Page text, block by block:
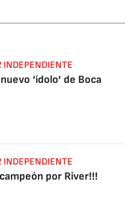
INDEPENDIENTE
‘ídolo’ de Boca
INDEPENDIENTE
campeón por River!!!